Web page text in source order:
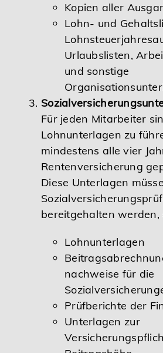
Kopien aller
Lohn- und
Urlaubslisten,
und sonstige
Für jeden Mitarbeiter
Lohnunterlagen zu
mindestens alle vier
Rentenversicherung
Diese Unterlagen
bereitgehalten werden,
Lohnunterlagen
nachweise für die
Prüfberichte der
Unterlagen zur